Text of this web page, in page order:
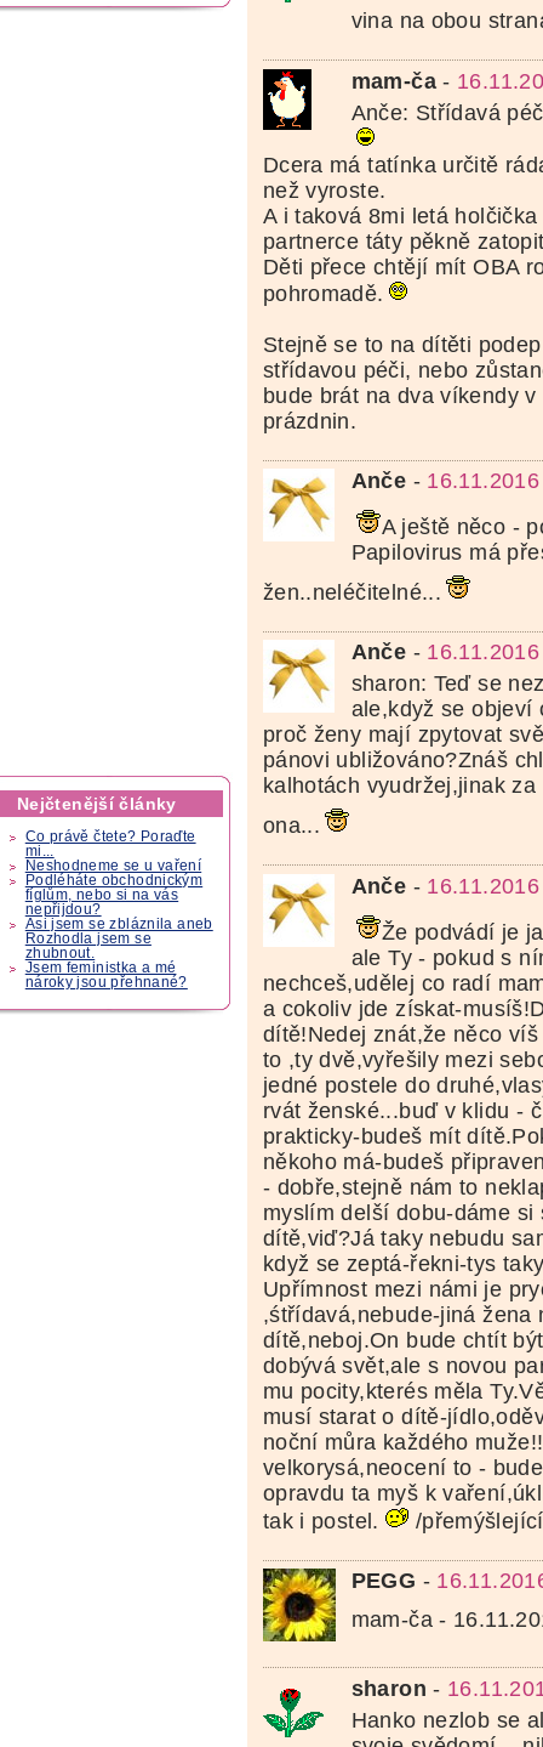
Nejčtenější články
Co právě čtete? Poraďte
mi...
Neshodneme se u vaření
Podléháte obchodnickým
fíglům, nebo si na vás
nepřijdou?
Asi jsem se zbláznila aneb
Rozhodla jsem se
zhubnout.
Jsem feministka a mé
nároky jsou přehnané?
vina na obou
mam-ča-
Anče: Střídavá
Dcera má tatínka určitě
než vyroste.
A i taková 8mi letá
partnerce táty pěkně
Děti přece chtějí mít OBA
pohromadě.
Stejně se to na dítěti
střídavou péči, nebo
bude brát na dva víkendy
prázdnin.
Anče -
A ještě něco -
Papilovirus má
žen..neléčitelné...
Anče -
sharon: Teď se
ale,když se objeví
proč ženy mají zpytovat
pánovi ubližováno?Znáš
kalhotách vyudržej,jinak
ona...
Anče -
Že podvádí je
ale Ty - pokud s
nechceš,udělej co radí
a cokoliv jde získat-
dítě!Nedej znát,že něco
to ,ty dvě,vyřešily mezi
jedné postele do
rvát ženské...buď v klidu -
prakticky-budeš mít
někoho má-budeš
- dobře,stejně nám to
myslím delší dobu-dáme si
dítě,viď?Já taky nebudu
když se zeptá-řekni-tys
Upřímnost mezi námi je
,śtřídavá,nebude-jiná žena
dítě,neboj.On bude chtít
dobývá svět,ale s novou
mu pocity,kterés měla
musí starat o dítě-
noční můra každého
velkorysá,neocení to -
opravdu ta myš k
tak i postel.
/
PEGG -
mam-ča -
sharon -
Hanko nezlob se